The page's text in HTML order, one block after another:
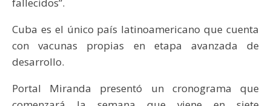
fallecidos”.
Cuba es el único país latinoamericano que cuenta
con vacunas propias en etapa avanzada de
desarrollo.
Portal Miranda presentó un cronograma que